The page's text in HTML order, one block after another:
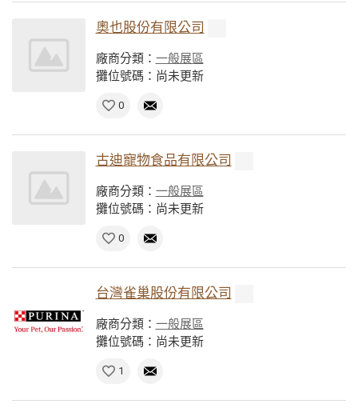
奧也股份有限公司
廠商分類： 一般展區
攤位號碼：尚未更新
0
古迪寵物食品有限公司
廠商分類： 一般展區
攤位號碼：尚未更新
0
台灣雀巢股份有限公司
廠商分類： 一般展區
攤位號碼：尚未更新
1